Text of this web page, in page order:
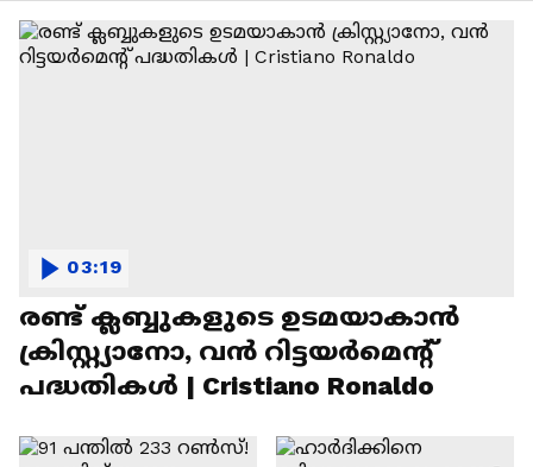
രണ്ട്‌ ക്ലബ്ബുകളുടെ ഉടമയാകാന്‍
ക്രിസ്റ്റ്യാനോ, വന്‍ റിട്ടയര്‍മെന്റ്‌
പദ്ധതികള്‍ | Cristiano Ronaldo
03:19